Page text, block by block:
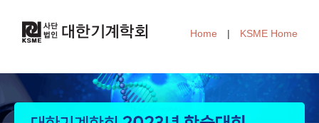
Home | KSME Home